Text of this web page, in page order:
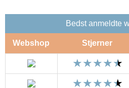
Bedst anmeldte
Webshop Stjerner